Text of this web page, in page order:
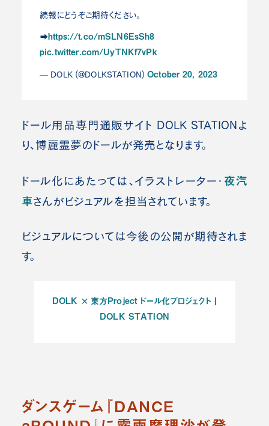
続報にどうぞご期待ください。
➡https://t.co/mSLN6EsSh8
pic.twitter.com/UyTNKf7vPk
— DOLK (@DOLKSTATION)October 20, 2023
ドール用品専門通販サイト DOLK STATIONよ
り、博麗霊夢のドールが発売となります。
ドール化にあたっては、イラストレーター・ 夜汽
車さんがビジュアルを担当されています。
ビジュアルについては今後の公開が期待されま
す。
DOLK × 東方Project ドール化プロジェクト |
DOLK STATION
ダンスゲーム『DANCE